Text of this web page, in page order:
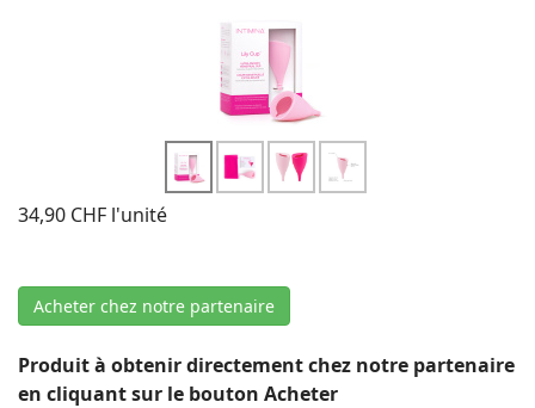
34,90 CHF l'unité
Acheter chez notre partenaire
Produit à obtenir directement chez notre partenaire
en cliquant sur le bouton Acheter